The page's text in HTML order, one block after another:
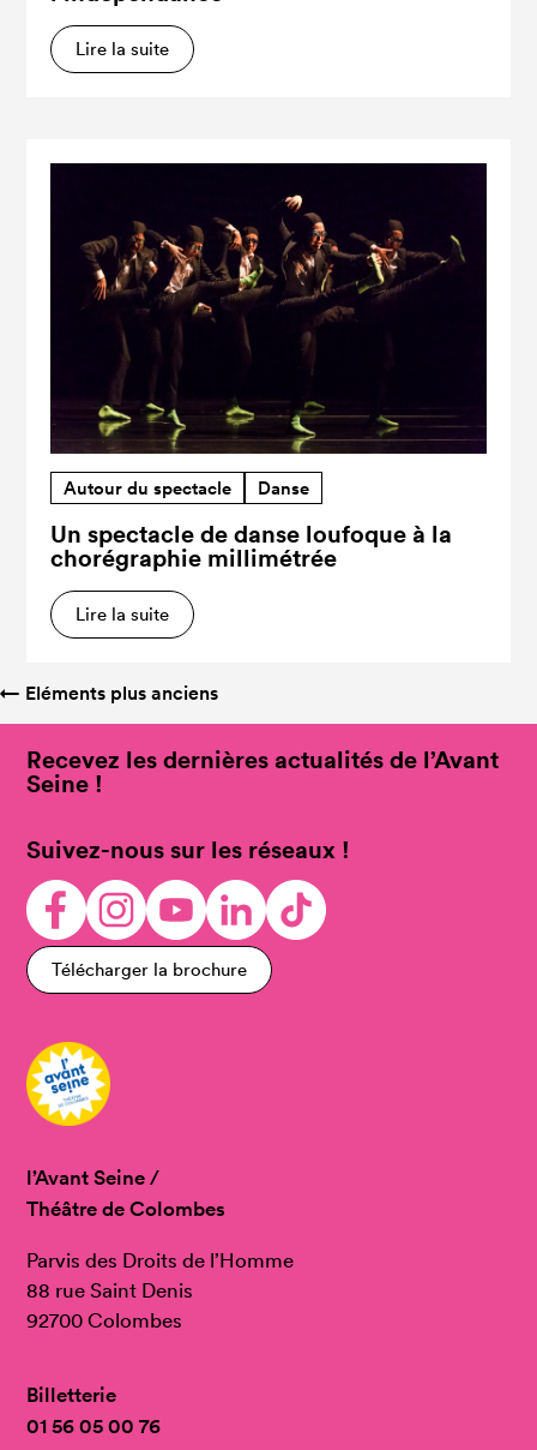
Lire la suite
Autour du spectacle Danse
Un spectacle de danse loufoque à la
chorégraphie millimétrée
Lire la suite
← Eléments plus anciens
Recevez les dernières actualités de l’Avant
Seine !
Suivez-nous sur les réseaux !
Télécharger la brochure
l’Avant Seine /
Théâtre de Colombes
Parvis des Droits de l’Homme
88 rue Saint Denis
92700 Colombes
Billetterie
01 56 05 00 76